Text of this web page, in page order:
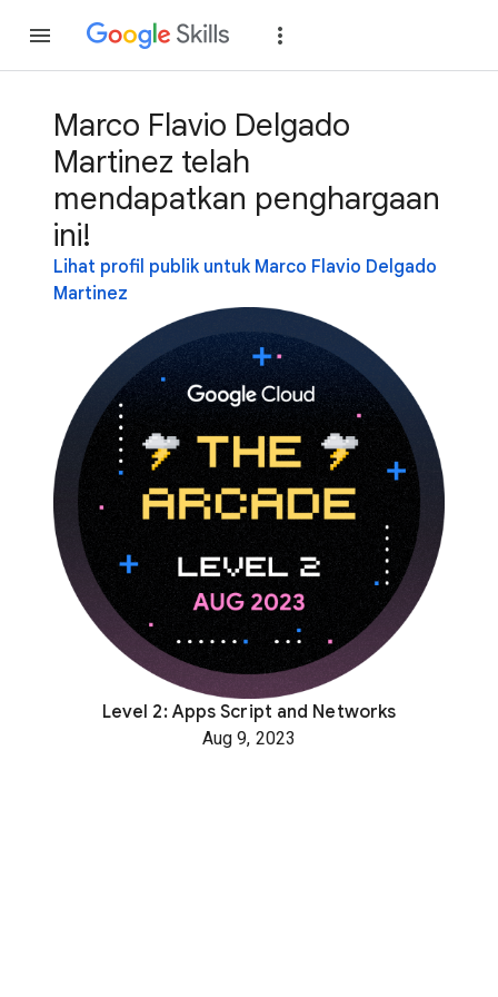
Marco Flavio Delgado
Martinez telah
mendapatkan penghargaan
ini!
Lihat profil publik untuk Marco Flavio Delgado
Martinez